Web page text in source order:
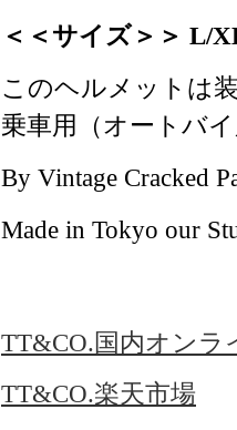
＜＜サイズ＞＞ L/
このヘルメットは
乗車用（オートバ
By Vintage Cracked
Made in Tokyo our
TT&CO.国内オンラ
TT&CO.楽天市場